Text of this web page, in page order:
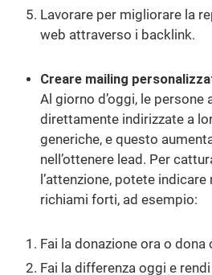
Lavorare per migliorare la
web attraverso i backlink.
Creare mailing
Al giorno d’oggi, le persone
direttamente indirizzate a
generiche, e questo
nell’ottenere lead. Per
l’attenzione, potete
richiami forti, ad esempio:
Fai la donazione ora o dona
Fai la differenza oggi e